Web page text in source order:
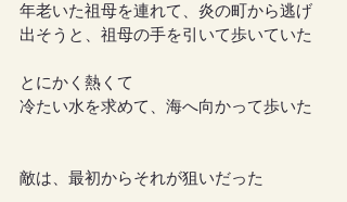
年老いた祖母を連れて、炎の町から逃げ
出そうと、祖母の手を引いて歩いていた
とにかく熱くて
冷たい水を求めて、海へ向かって歩いた
敵は、最初からそれが狙いだった